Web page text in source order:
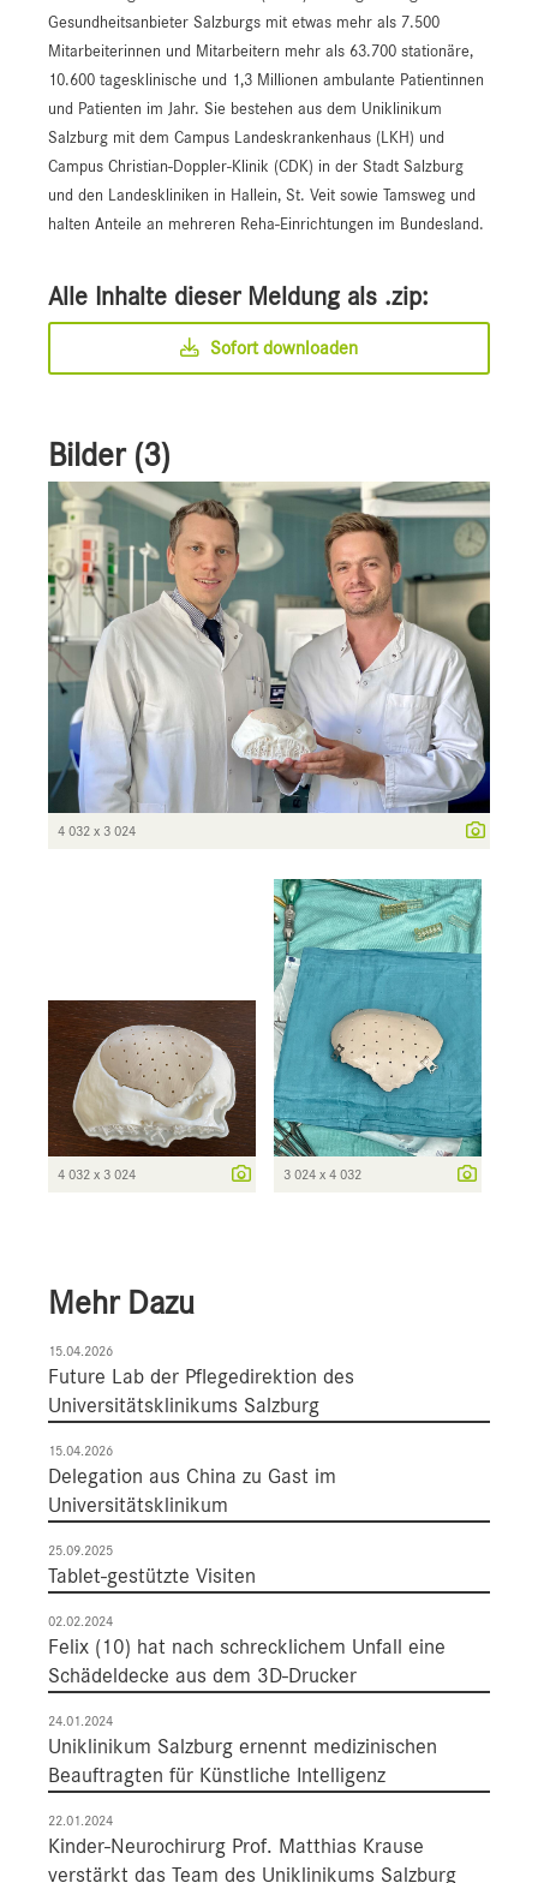
Gesundheitsanbieter Salzburgs mit etwas mehr als 7.500
Mitarbeiterinnen und Mitarbeitern mehr als 63.700 stationäre,
10.600 tagesklinische und 1,3 Millionen ambulante Patientinnen
und Patienten im Jahr. Sie bestehen aus dem Uniklinikum
Salzburg mit dem Campus Landeskrankenhaus (LKH) und
Campus Christian-Doppler-Klinik (CDK) in der Stadt Salzburg
und den Landeskliniken in Hallein, St. Veit sowie Tamsweg und
halten Anteile an mehreren Reha-Einrichtungen im Bundesland.
Alle Inhalte dieser Meldung als .zip:
Sofort downloaden
Bilder (3)
4 032 x 3 024
4 032 x 3 024 3 024 x 4 032
Mehr Dazu
15.04.2026
Future Lab der Pflegedirektion des
Universitätsklinikums Salzburg
15.04.2026
Delegation aus China zu Gast im
Universitätsklinikum
25.09.2025
Tablet-gestützte Visiten
02.02.2024
Felix (10) hat nach schrecklichem Unfall eine
Schädeldecke aus dem 3D-Drucker
24.01.2024
Uniklinikum Salzburg ernennt medizinischen
Beauftragten für Künstliche Intelligenz
22.01.2024
Kinder-Neurochirurg Prof. Matthias Krause
verstärkt das Team des Uniklinikums Salzburg